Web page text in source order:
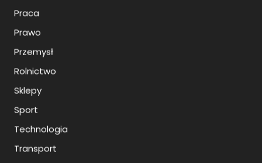
Praca
Prawo
Przemysł
Rolnictwo
Sklepy
Sport
Technologia
Transport